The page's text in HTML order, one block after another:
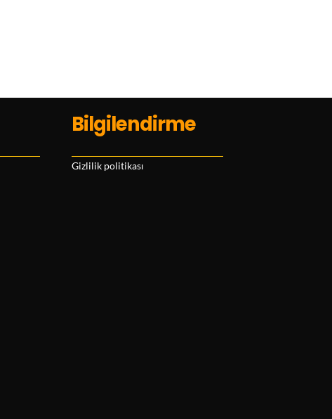
Bilgilendirme
Gizlilik politikası